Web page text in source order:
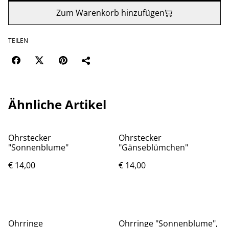
Zum Warenkorb hinzufügen
TEILEN
Ähnliche Artikel
Ohrstecker
"Sonnenblume"
€ 14,00
Ohrstecker
"Gänseblümchen"
€ 14,00
Ohrringe
Ohrringe "Sonnenblume",